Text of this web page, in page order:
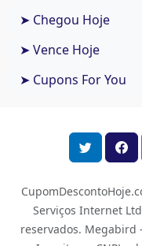
➤ Chegou Hoje
➤ Vence Hoje
➤ Cupons For You
Serviços Internet
reservados. Megabird